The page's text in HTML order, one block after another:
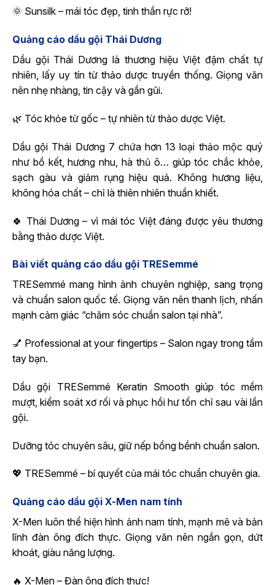
🌞 Sunsilk – mái tóc đẹp, tinh thần rực rỡ!
Quảng cáo dầu gội Thái Dương
Dầu gội Thái Dương là thương hiệu Việt đậm chất tự
nhiên, lấy uy tín từ thảo dược truyền thống. Giọng văn
nên nhẹ nhàng, tin cậy và gần gũi.
🌿 Tóc khỏe từ gốc – tự nhiên từ thảo dược Việt.
Dầu gội Thái Dương 7 chứa hơn 13 loại thảo mộc quý
như bồ kết, hương nhu, hà thủ ô… giúp tóc chắc khỏe,
sạch gàu và giảm rụng hiệu quả. Không hương liệu,
không hóa chất – chỉ là thiên nhiên thuần khiết.
🍀 Thái Dương – vì mái tóc Việt đáng được yêu thương
bằng thảo dược Việt.
Bài viết quảng cáo dầu gội TRESemmé
TRESemmé mang hình ảnh chuyên nghiệp, sang trọng
và chuẩn salon quốc tế. Giọng văn nên thanh lịch, nhấn
mạnh cảm giác “chăm sóc chuẩn salon tại nhà”.
💅 Professional at your fingertips – Salon ngay trong tầm
tay bạn.
Dầu gội TRESemmé Keratin Smooth giúp tóc mềm
mượt, kiểm soát xơ rối và phục hồi hư tổn chỉ sau vài lần
gội.
Dưỡng tóc chuyên sâu, giữ nếp bồng bềnh chuẩn salon.
💖 TRESemmé – bí quyết của mái tóc chuẩn chuyên gia.
Quảng cáo dầu gội X-Men nam tính
X-Men luôn thể hiện hình ảnh nam tính, mạnh mẽ và bản
lĩnh đàn ông đích thực. Giọng văn nên ngắn gọn, dứt
khoát, giàu năng lượng.
🔥 X-Men – Đàn ông đích thực!